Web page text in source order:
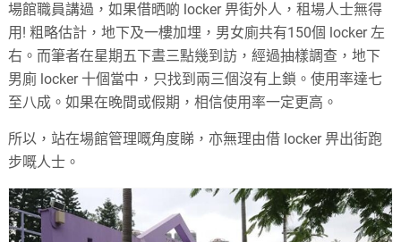
場館職員講過，如果借晒啲 locker 畀街外人，租場人士無得
用! 粗略估計，地下及一樓加埋，男女廁共有150個 locker 左
右。而筆者在星期五下晝三點幾到訪，經過抽樣調查，地下
男廁 locker 十個當中，只找到兩三個沒有上鎖。使用率達七
至八成。如果在晚間或假期，相信使用率一定更高。
所以，站在場館管理嘅角度睇，亦無理由借 locker 畀出街跑
步嘅人士。